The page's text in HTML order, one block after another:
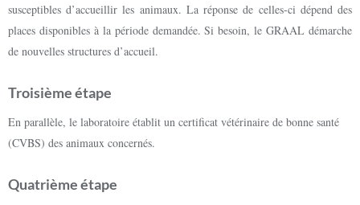
susceptibles d’accueillir les animaux. La réponse de celles-ci dépend des
places disponibles à la période demandée. Si besoin, le GRAAL démarche
de nouvelles structures d’accueil.
Troisième étape
En parallèle, le laboratoire établit un certificat vétérinaire de bonne santé
(CVBS) des animaux concernés.
Quatrième étape